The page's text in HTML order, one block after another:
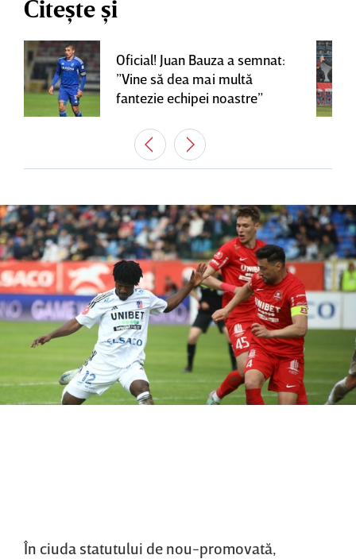
Citește și
Oficial! Juan Bauza a semnat:
”Vine să dea mai multă
fantezie echipei noastre”
În ciuda statutului de nou-promovată,